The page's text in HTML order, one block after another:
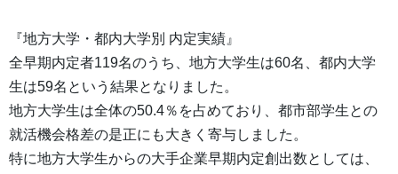
『地方大学・都内大学別 内定実績』
全早期内定者119名のうち、地方大学生は60名、都内大学
生は59名という結果となりました。
地方大学生は全体の50.4％を占めており、都市部学生との
就活機会格差の是正にも大きく寄与しました。
特に地方大学生からの大手企業早期内定創出数としては、